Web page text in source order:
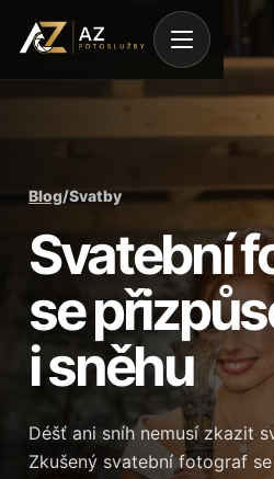
Blog/Svatby
Svatební
se
i sněhu
Déšť ani sníh nemusí zkazit
Zkušený svatební fotograf